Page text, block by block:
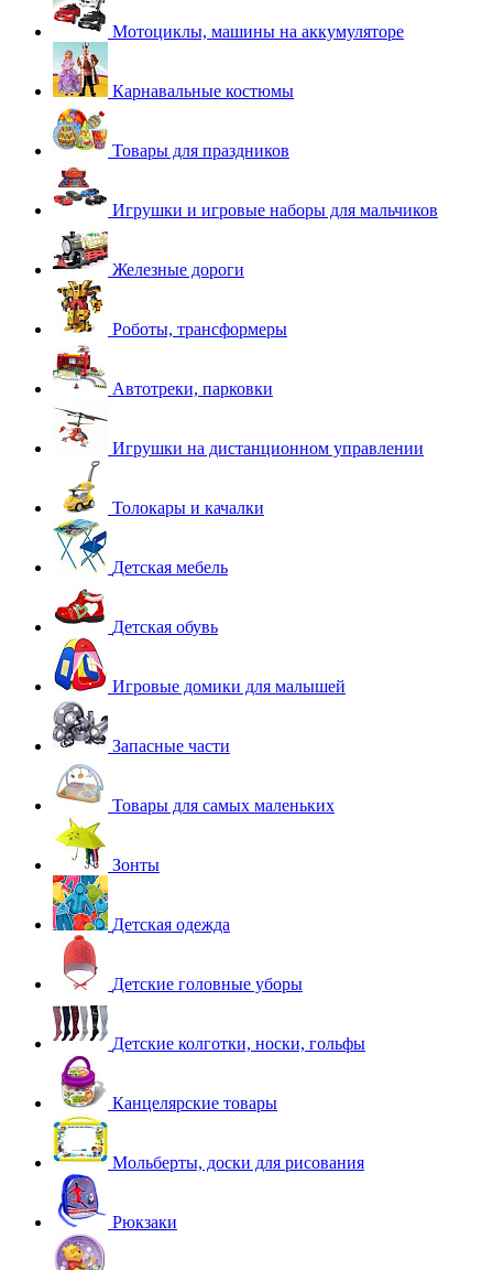
Мотоциклы, машины на аккумуляторе
Карнавальные костюмы
Товары для праздников
Игрушки и игровые наборы для мальчиков
Железные дороги
Роботы, трансформеры
Автотреки, парковки
Игрушки на дистанционном управлении
Толокары и качалки
Детская мебель
Детская обувь
Игровые домики для малышей
Запасные части
Товары для самых маленьких
Зонты
Детская одежда
Детские головные уборы
Детские колготки, носки, гольфы
Канцелярские товары
Мольберты, доски для рисования
Рюкзаки